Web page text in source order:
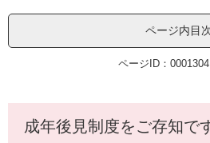
ページ内目
ページID：0001304
成年後見制度をご存知で